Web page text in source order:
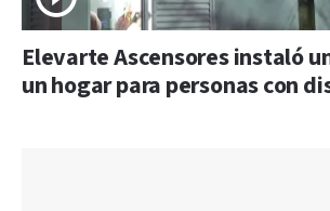
Elevarte Ascensores instaló
un hogar para personas con